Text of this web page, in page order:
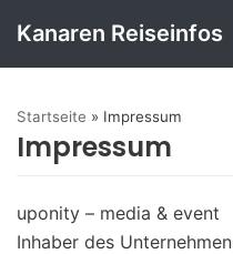
springen
Kanaren Reiseinfos
Startseite » Impressum
Impressum
uponity – media & event
Inhaber des